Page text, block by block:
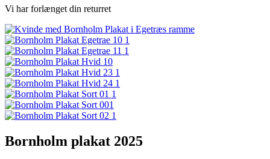
Vi har forlænget din returret
Bornholm plakat 2025